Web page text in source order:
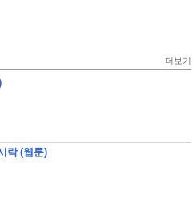
더보기
락 (웹툰)